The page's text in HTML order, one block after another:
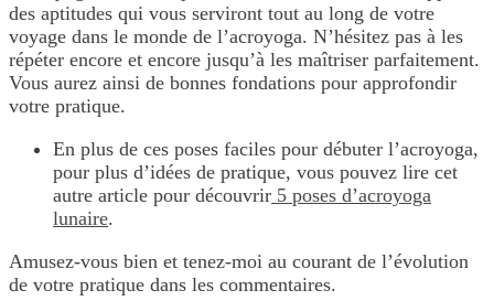
des aptitudes qui vous serviront tout au long de votre
voyage dans le monde de l’acroyoga. N’hésitez pas à les
répéter encore et encore jusqu’à les maîtriser parfaitement.
Vous aurez ainsi de bonnes fondations pour approfondir
votre pratique.
En plus de ces poses faciles pour débuter l’acroyoga,
pour plus d’idées de pratique, vous pouvez lire cet
autre article pour découvrir 5 poses d’acroyoga
lunaire.
Amusez-vous bien et tenez-moi au courant de l’évolution
de votre pratique dans les commentaires.